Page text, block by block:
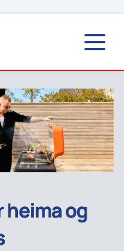
heima og